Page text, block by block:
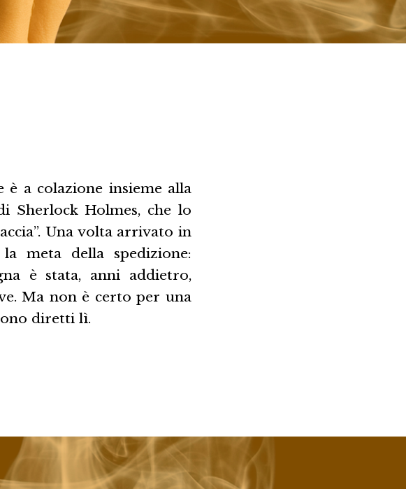
a colazione insieme alla
Sherlock Holmes, che lo
Una volta arrivato in
meta della spedizione:
è stata, anni addietro,
Ma non è certo per una
diretti lì.